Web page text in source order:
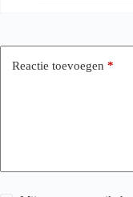
Reactie toevoegen *